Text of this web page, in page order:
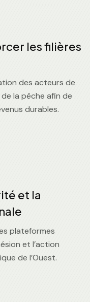
les filières
des acteurs de
de la pêche afin de
durables.
et la
plateformes
et l’action
de l’Ouest.